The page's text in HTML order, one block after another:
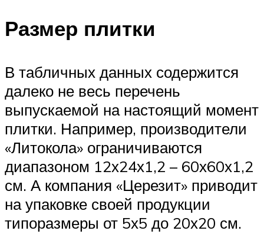
Размер плитки
В табличных данных содержится
далеко не весь перечень
выпускаемой на настоящий момент
плитки. Например, производители
«Литокола» ограничиваются
диапазоном 12х24х1,2 – 60х60х1,2
см. А компания «Церезит» приводит
на упаковке своей продукции
типоразмеры от 5х5 до 20х20 см.